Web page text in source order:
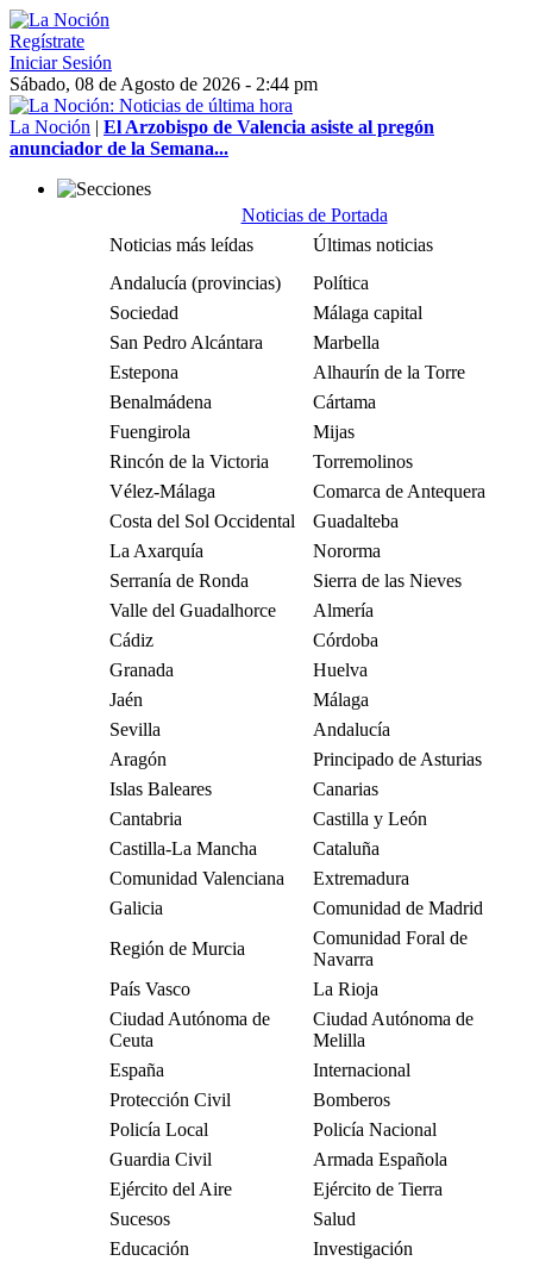
Regístrate
Iniciar Sesión
Sábado, 08 de Agosto de 2026 - 2:44 pm
La Noción | El Arzobispo de Valencia asiste al pregón
anunciador de la Semana...
Noticias de Portada
Noticias más leídas
Últimas noticias
Andalucía (provincias)
Política
Sociedad
Málaga capital
San Pedro Alcántara
Marbella
Estepona
Alhaurín de la Torre
Benalmádena
Cártama
Fuengirola
Mijas
Rincón de la Victoria
Torremolinos
Vélez-Málaga
Comarca de Antequera
Costa del Sol Occidental
Guadalteba
La Axarquía
Nororma
Serranía de Ronda
Sierra de las Nieves
Valle del Guadalhorce
Almería
Cádiz
Córdoba
Granada
Huelva
Jaén
Málaga
Sevilla
Andalucía
Aragón
Principado de Asturias
Islas Baleares
Canarias
Cantabria
Castilla y León
Castilla-La Mancha
Cataluña
Comunidad Valenciana
Extremadura
Galicia
Comunidad de Madrid
Región de Murcia
Comunidad Foral de
Navarra
País Vasco
La Rioja
Ciudad Autónoma de
Ceuta
Ciudad Autónoma de
Melilla
España
Internacional
Protección Civil
Bomberos
Policía Local
Policía Nacional
Guardia Civil
Armada Española
Ejército del Aire
Ejército de Tierra
Sucesos
Salud
Educación
Investigación